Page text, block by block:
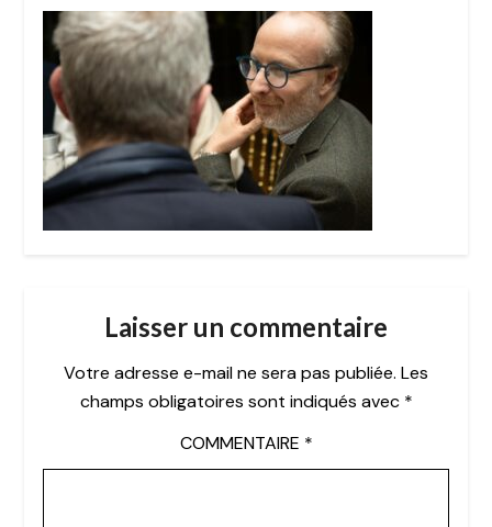
Laisser un commentaire
Votre adresse e-mail ne sera pas publiée. Les
champs obligatoires sont indiqués avec *
COMMENTAIRE *